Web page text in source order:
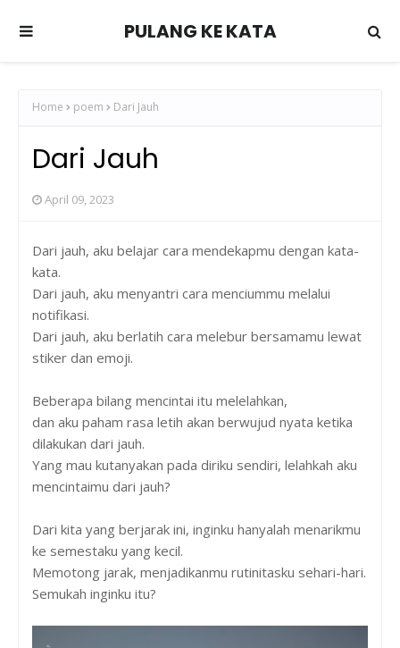
PULANG KE KATA
Home poem Dari Jauh
Dari Jauh
April 09, 2023
Dari jauh, aku belajar cara mendekapmu dengan kata-
kata.
Dari jauh, aku menyantri cara menciummu melalui
notifikasi.
Dari jauh, aku berlatih cara melebur bersamamu lewat
stiker dan emoji.
Beberapa bilang mencintai itu melelahkan,
dan aku paham rasa letih akan berwujud nyata ketika
dilakukan dari jauh.
Yang mau kutanyakan pada diriku sendiri, lelahkah aku
mencintaimu dari jauh?
Dari kita yang berjarak ini, inginku hanyalah menarikmu
ke semestaku yang kecil.
Memotong jarak, menjadikanmu rutinitasku sehari-hari.
Semukah inginku itu?